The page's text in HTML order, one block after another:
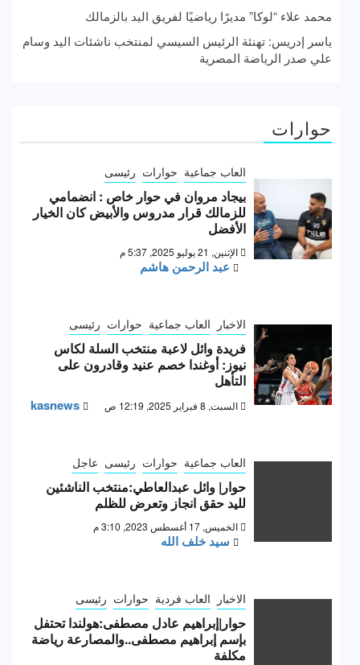
محمد علاء “لوكا” مديرًا رياضيًا لفريق اليد بالزمالك
ياسر إدريس: تهنئة الرئيس السيسي لمنتخب ناشئات اليد وسام
علي صدر الرياضة المصرية
حوارات
العاب جماعية حوارات رئيسى
بيجاد مروان في حوار خاص : انضمامي
للزمالك قرار مدروس والأبيض كان الخيار
الأفضل
الإثنين, 21 يوليو 2025, 5:37 م
عبد الرحمن هاشم
الاخبار العاب جماعية حوارات رئيسى
فريدة وائل لاعبة منتخب السلة لكاس
نيوز: أوغندا خصم عنيد وقادرون على
التأهل
السبت, 8 فبراير 2025, 12:19 ص kasnews
العاب جماعية حوارات رئيسى عاجل
حوار| وائل عبدالعاطي:منتخب الناشئين
لليد حقق انجاز وتعرض للظلم
الخميس, 17 أغسطس 2023, 3:10 م
سيد خلف الله
الاخبار العاب فردية حوارات رئيسى
حوار|إبراهيم عادل مصطفى:هولندا تحتفل
بإسم إبراهيم مصطفى..والمصارعة رياضة
مكلفة